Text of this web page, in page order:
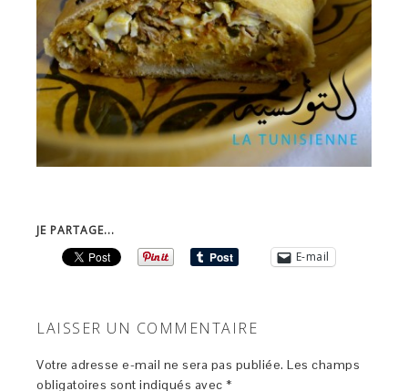
JE PARTAGE...
E-mail
LAISSER UN COMMENTAIRE
Votre adresse e-mail ne sera pas publiée. Les champs
obligatoires sont indiqués avec *